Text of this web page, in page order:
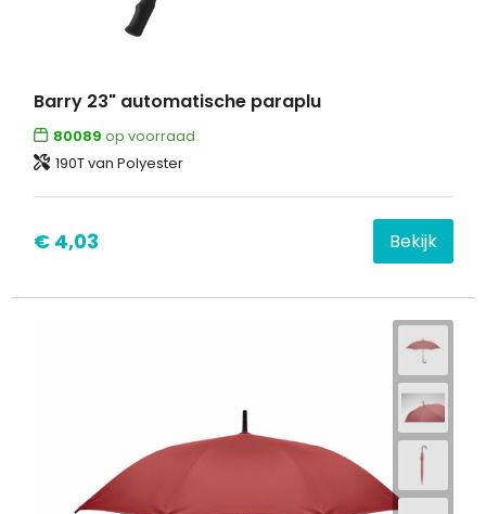
Barry 23" automatische paraplu
80089 op voorraad
190T van Polyester
€ 4,03 Bekijk